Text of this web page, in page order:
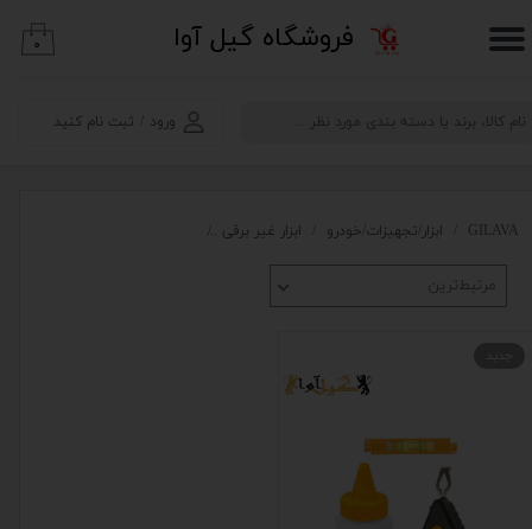
​فروشگاه گیل آوا
ورود ثبت نام کنید
حساب کاربری من
۰
GILAVA ابزار/تجهیزات/خودرو ابزار غیر برقی
مرتبط‌ترین